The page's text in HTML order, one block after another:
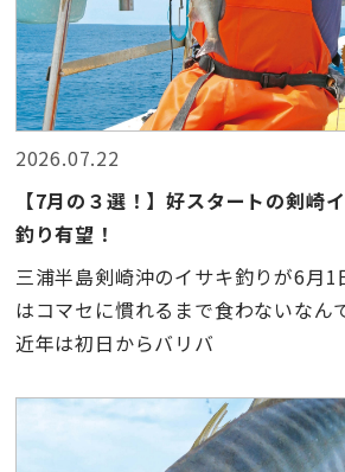
2026.07.22
【7月の３選！】好スタートの剣崎
釣り有望！
三浦半島剣崎沖のイサキ釣りが6月1
はコマセに慣れるまで食わないなん
近年は初日からバリバ